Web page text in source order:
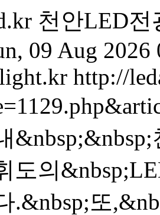
천안LED전
09 Aug
http://
도의
.&nbsp;또